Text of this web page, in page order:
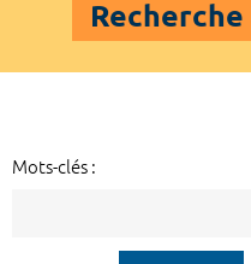
Mots-clés :